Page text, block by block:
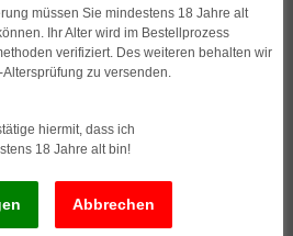
müssen Sie mindestens 18 Jahre alt
Ihr Alter wird im Bestellprozess
verifiziert. Des weiteren behalten wir
zu versenden.
hiermit, dass ich
18 Jahre alt bin!